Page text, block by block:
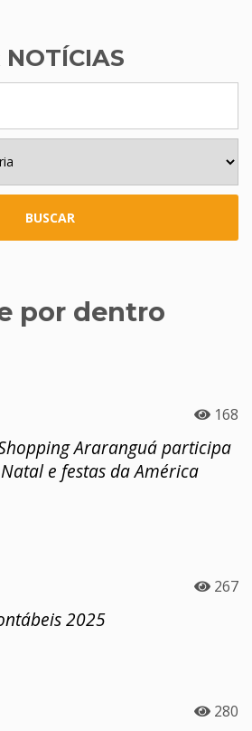
NOTÍCIAS
BUSCAR
por dentro
168
Araranguá participa
e festas da América
267
2025
280